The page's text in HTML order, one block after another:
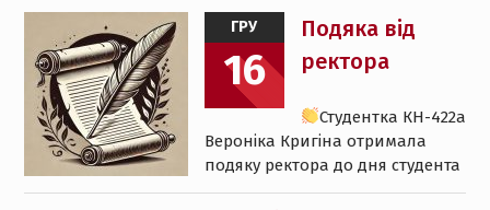
ГРУ
16
Подяка вiд
ректора
Студентка КН-422а
Вероніка Кригіна отримала
подяку ректора до дня студента